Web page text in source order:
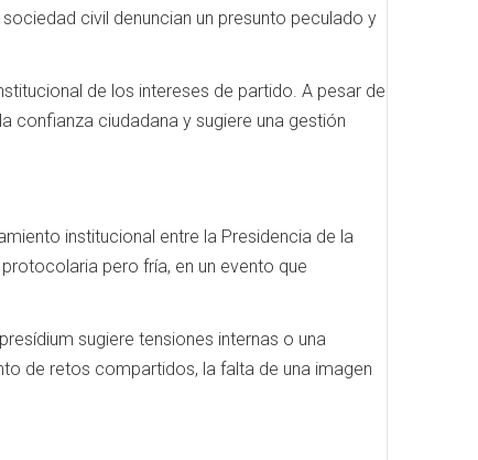
civil denuncian un presunto peculado y
de los intereses de partido. A pesar de
confianza ciudadana y sugiere una gestión
institucional entre la Presidencia de la
pero fría, en un evento que
sugiere tensiones internas o una
de retos compartidos, la falta de una imagen